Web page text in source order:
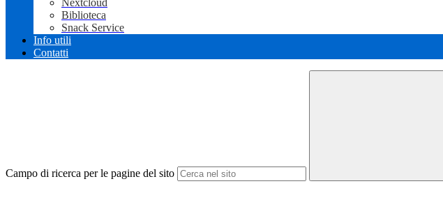
Nextcloud
Biblioteca
Snack Service
Info utili
Contatti
Campo di ricerca per le pagine del sito